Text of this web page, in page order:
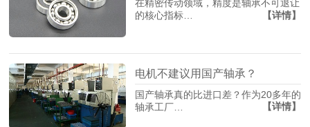
在精密传动领域，精度是轴承不可退让
的核心指标…
【详情】
电机不建议用国产轴承？
国产轴承真的比进口差？作为20多年的
轴承工厂…
【详情】